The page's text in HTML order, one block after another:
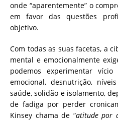
onde “aparentemente” o
em favor das questões
objetivo.
Com todas as suas facetas, a
mental e emocionalmente
podemos experimentar
emocional, desnutrição,
saúde, solidão e isolamento,
de fadiga por perder
Kinsey chama de “atitude por